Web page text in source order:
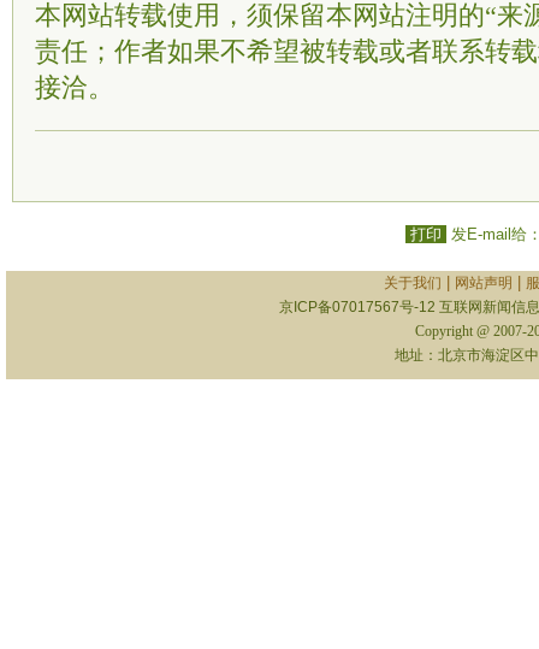
本网站转载使用，须保留本网站注明的“来
责任；作者如果不希望被转载或者联系转
接洽。
打印 发E-mail给
关于我们 网站声明
京ICP备07017567号-12 互联网新闻信
Copyright @ 2007-
地址：北京市海淀区